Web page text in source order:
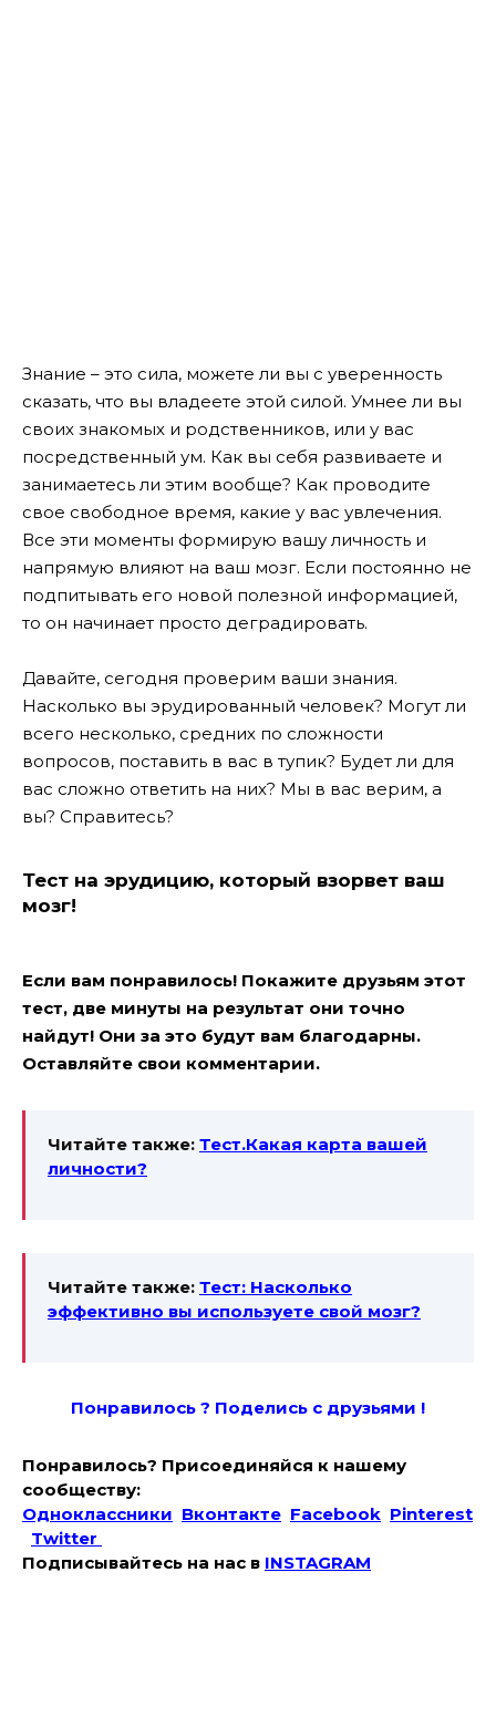
Знание – это сила, можете ли вы с уверенность
сказать, что вы владеете этой силой. Умнее ли вы
своих знакомых и родственников, или у вас
посредственный ум. Как вы себя развиваете и
занимаетесь ли этим вообще? Как проводите
свое свободное время, какие у вас увлечения.
Все эти моменты формирую вашу личность и
напрямую влияют на ваш мозг. Если постоянно не
подпитывать его новой полезной информацией,
то он начинает просто деградировать.
Давайте, сегодня проверим ваши знания.
Насколько вы эрудированный человек? Могут ли
всего несколько, средних по сложности
вопросов, поставить в вас в тупик? Будет ли для
вас сложно ответить на них? Мы в вас верим, а
вы? Справитесь?
Тест на эрудицию, который взорвет ваш
мозг!
Если вам понравилось! Покажите друзьям этот
тест, две минуты на результат они точно
найдут! Они за это будут вам благодарны.
Оставляйте свои комментарии.
Читайте также: Тест.Какая карта вашей
личности?
Читайте также: Тест: Насколько
эффективно вы используете свой мозг?
Понравилось ? Поделись с друзьями !
Понравилось? Присоединяйся к нашему
сообществу:
Одноклассники Вконтакте Facebook Pinterest
Twitter
Подписывайтесь на наc в INSTAGRAM